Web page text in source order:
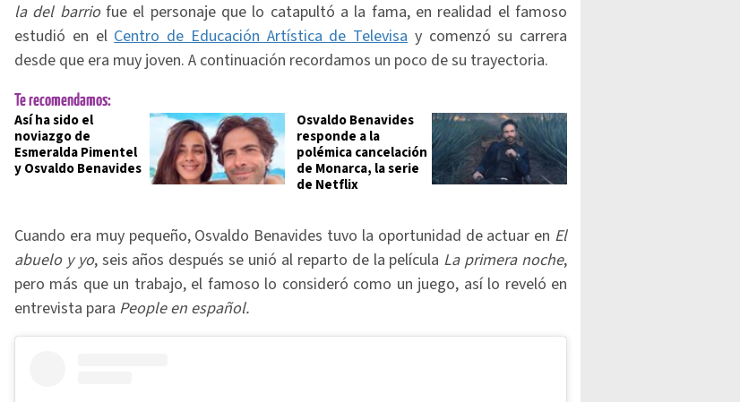
la del barriofue el personaje que lo catapultó a la fama, en realidad el famoso
estudió en elCentro de Educación Artística de Televisa y comenzó su carrera
desde que era muy joven. A continuación recordamos un poco de su trayectoria.
Te recomendamos:
Así ha sido el
noviazgo de
Esmeralda Pimentel
y Osvaldo Benavides
Osvaldo Benavides
responde a la
polémica cancelación
de Monarca, la serie
de Netflix
Cuando era muy pequeño, Osvaldo Benavides tuvo la oportunidad de actuar en El
abuelo y yo, seis años después se unió al reparto de la película La primera noche,
pero más que un trabajo, el famoso lo consideró como un juego, así lo reveló en
entrevista para People en español.